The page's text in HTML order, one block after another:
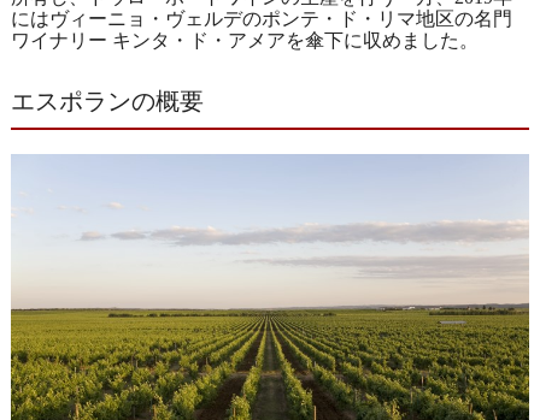
にはヴィーニョ・ヴェルデのポンテ・ド・リマ地区の名門
ワイナリー キンタ・ド・アメアを傘下に収めました。
エスポランの概要